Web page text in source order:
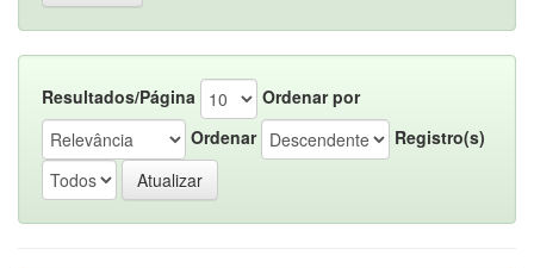
Resultados/Página
Ordenar por
Ordenar
Registro(s)